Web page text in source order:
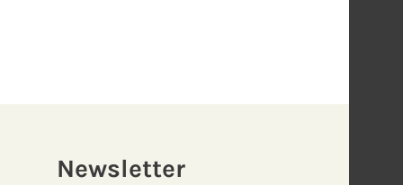
Newsletter